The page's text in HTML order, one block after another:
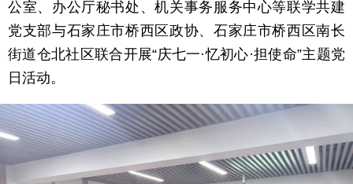
公室、办公厅秘书处、机关事务服务中心等联学共建
党支部与石家庄市桥西区政协、石家庄市桥西区南长
街道仓北社区联合开展“庆七一·忆初心·担使命”主题党
日活动。